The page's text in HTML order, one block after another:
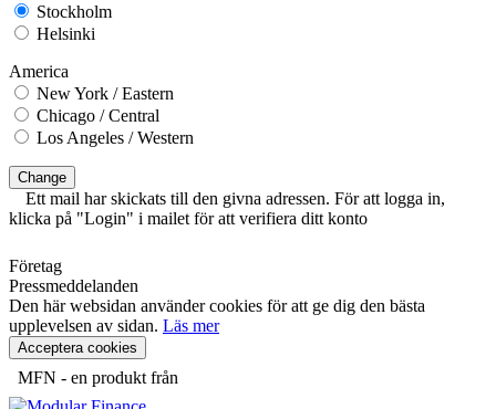
Stockholm
Helsinki
America
New York / Eastern
Chicago / Central
Los Angeles / Western
Change
Ett mail har skickats till den givna adressen. För att logga in,
klicka på "Login" i mailet för att verifiera ditt konto
Företag
Pressmeddelanden
Den här websidan använder cookies för att ge dig den bästa
upplevelsen av sidan. Läs mer
Acceptera cookies
MFN - en produkt från